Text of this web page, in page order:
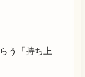
う「持ち上